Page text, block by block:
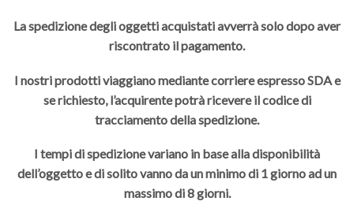
La spedizione degli oggetti acquistati avverrà solo dopo aver
riscontrato il pagamento.
I nostri prodotti viaggiano mediante corriere espresso SDA e
se richiesto, l’acquirente potrà ricevere il codice di
tracciamento della spedizione.
I tempi di spedizione variano in base alla disponibilità
dell’oggetto e di solito vanno da un minimo di 1 giorno ad un
massimo di 8 giorni.